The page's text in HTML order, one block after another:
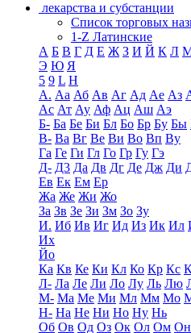
лекарства и субстанции
Список торговых
1-Z Латинские
А Б В Г Д Е Ж З И Й К Л
Э Ю Я
5 9 L H
А. Аа Аб Ав Аг Ад Ае Аз
Ас Ат Ау Аф Ац Аш Аэ
Б- Ба Бе Би Бл Бо Бр Бу Бы
В- Ва Вг Ве Ви Во Вп Ву
Га Ге Ги Гл Го Гр Гу Гэ
Д- Д3 Да Дв Дг Де Дж Ди
Ев Ек Ем Ер
Жа Же Жи Жо
За Зв Зе Зи Зм Зо Зу
И. Иб Ив Иг Ид Из Ик Ил
Их
Йо
Ка Кв Ке Ки Кл Ко Кр Кс
Л- Ла Ле Ли Ло Лу Ль Лю
М- Ма Ме Ми Мл Мм Мо
Н- На Не Ни Но Ну Нь
Об Ов Од Оз Ок Ол Ом Он